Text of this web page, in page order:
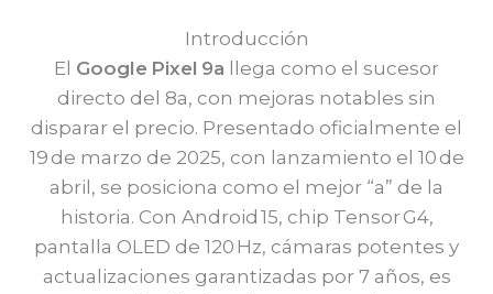
Introducción
El Google Pixel 9a llega como el sucesor
directo del 8a, con mejoras notables sin
disparar el precio. Presentado oficialmente el
19 de marzo de 2025, con lanzamiento el 10 de
abril, se posiciona como el mejor “a” de la
historia. Con Android 15, chip Tensor G4,
pantalla OLED de 120 Hz, cámaras potentes y
actualizaciones garantizadas por 7 años, es